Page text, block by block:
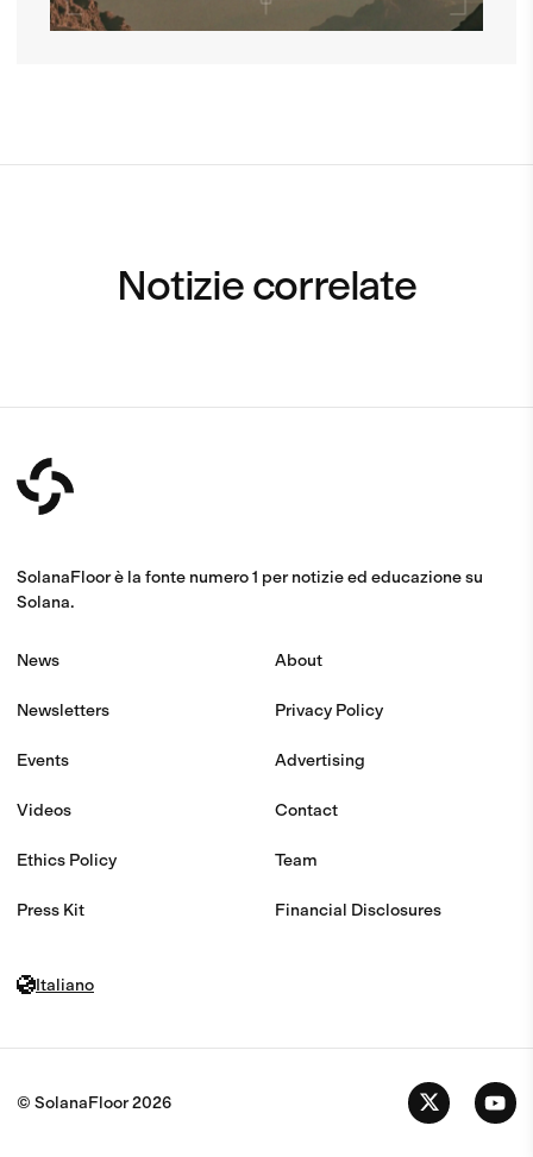
Notizie correlate
SolanaFloor è la fonte numero 1 per notizie ed educazione su
Solana.
News
Newsletters
Events
Videos
Ethics Policy
Press Kit
About
Privacy Policy
Advertising
Contact
Team
Financial Disclosures
Italiano
© SolanaFloor2026